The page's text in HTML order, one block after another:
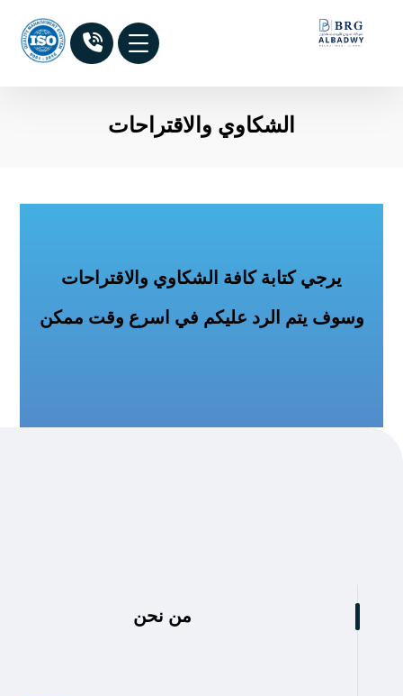
الشكاوي والاقتراحات
يرجي كتابة كافة الشكاوي والاقتراحات
وسوف يتم الرد عليكم في اسرع وقت ممكن
من نحن